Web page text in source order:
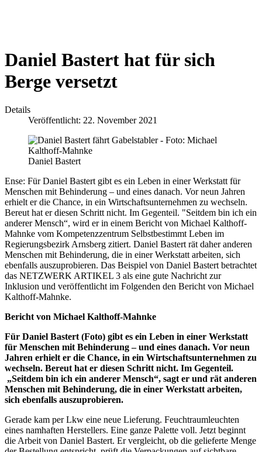
Daniel Bastert hat für sich
Berge versetzt
Details
Veröffentlicht: 22. November 2021
Daniel Bastert
Ense: Für Daniel Bastert gibt es ein Leben in einer Werkstatt für
Menschen mit Behinderung – und eines danach. Vor neun Jahren
erhielt er die Chance, in ein Wirtschaftsunternehmen zu wechseln.
Bereut hat er diesen Schritt nicht. Im Gegenteil. "Seitdem bin ich ein
anderer Mensch“, wird er in einem Bericht von Michael Kalthoff-
Mahnke vom Kompetenzzentrum Selbstbestimmt Leben im
Regierungsbezirk Arnsberg zitiert. Daniel Bastert rät daher anderen
Menschen mit Behinderung, die in einer Werkstatt arbeiten, sich
ebenfalls auszuprobieren. Das Beispiel von Daniel Bastert betrachtet
das NETZWERK ARTIKEL 3 als eine gute Nachricht zur
Inklusion und veröffentlicht im Folgenden den Bericht von Michael
Kalthoff-Mahnke.
Bericht von Michael Kalthoff-Mahnke
Für Daniel Bastert (Foto) gibt es ein Leben in einer Werkstatt
für Menschen mit Behinderung – und eines danach. Vor neun
Jahren erhielt er die Chance, in ein Wirtschaftsunternehmen zu
wechseln. Bereut hat er diesen Schritt nicht. Im Gegenteil.
„Seitdem bin ich ein anderer Mensch“, sagt er und rät anderen
Menschen mit Behinderung, die in einer Werkstatt arbeiten,
sich ebenfalls auszuprobieren.
Gerade kam per Lkw eine neue Lieferung. Feuchtraumleuchten
eines namhaften Herstellers. Eine ganze Palette voll. Jetzt beginnt
die Arbeit von Daniel Bastert. Er vergleicht, ob die gelieferte Menge